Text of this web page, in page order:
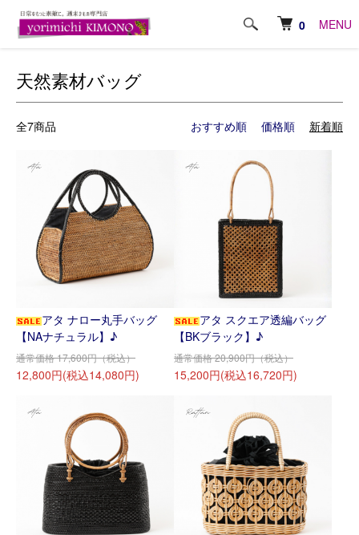
0 MENU
ホーム バッグ 天然素材バッグ
天然素材バッグ
全7商品 おすすめ順 価格順 新着順
アタ ナロー丸手バッグ
【NAナチュラル】♪
通常価格 17,600円（税込）
12,800円(税込14,080円)
アタ スクエア透編バッグ
【BKブラック】♪
通常価格 20,900円（税込）
15,200円(税込16,720円)